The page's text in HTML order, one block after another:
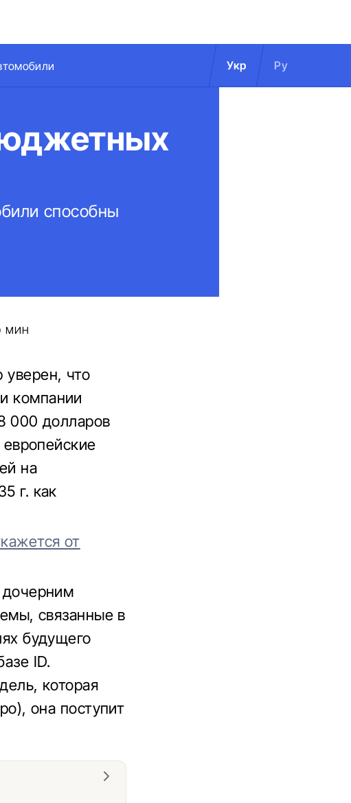
Укр Ру
способны
МИН
что
компании
000 долларов
на
г. как
от
связанные в
будущего
ID.
которая
она поступит